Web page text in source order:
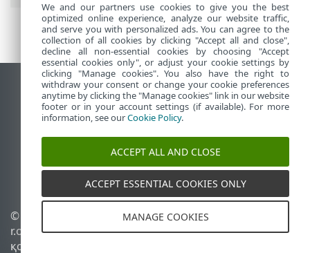
Жұмыс үстеліндегі сайтты қарау
End of Life
ESET білім қоры
ESET форумы
ESET Status Portal
Аймақтық қолдау
© 1992 - 2026 ESET, spol. s
r.o. - Барлық құқықтары
қорғалған.
Cookie файлдарын
басқару
We and our partners use cookies to give you the best
optimized online experience, analyze our website traffic,
and serve you with personalized ads. You can agree to the
collection of all cookies by clicking "Accept all and close",
decline all non-essential cookies by choosing "Accept
essential cookies only", or adjust your cookie settings by
clicking "Manage cookies". You also have the right to
withdraw your consent or change your cookie preferences
anytime by clicking the "Manage cookies" link in our website
footer or in your account settings (if available). For more
information, see ourCookie Policy.
ACCEPT ALL AND CLOSE
ACCEPT ESSENTIAL COOKIES ONLY
MANAGE COOKIES